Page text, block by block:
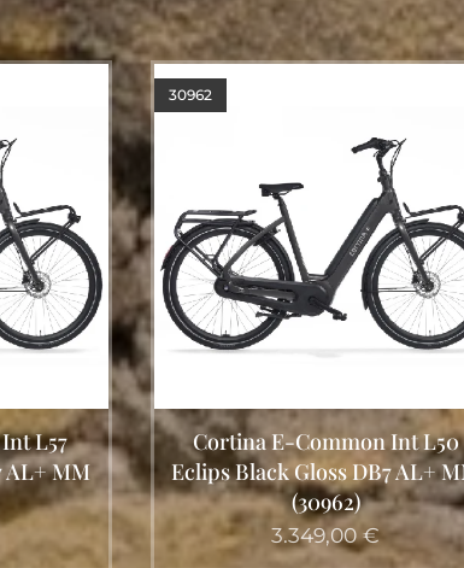
L50
AL+ MM
Gazelle GRENOBLE 3.0 C8+
30525
3.899,00€